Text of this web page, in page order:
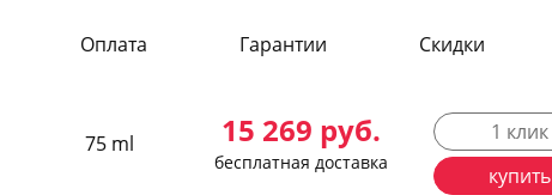
Оплата Гарантии Скидки
75 ml 15 269 руб.
бесплатная доставка
1 клик
купить